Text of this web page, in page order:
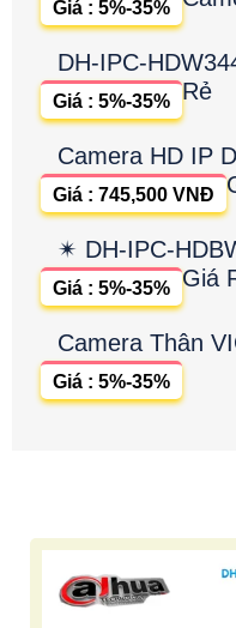
Giá : 5%-35%
DH-IPC-
Rẻ
Giá : 5%-35%
Camera HD IP
Giá : 745,500 VNĐ
✴ DH-IPC-
Giá
Giá : 5%-35%
Camera Thân
Giá : 5%-35%